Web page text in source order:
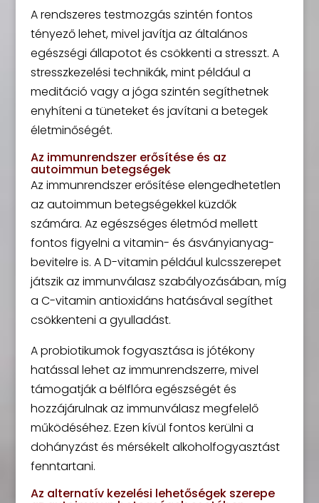
A rendszeres testmozgás szintén fontos
tényező lehet, mivel javítja az általános
egészségi állapotot és csökkenti a stresszt. A
stresszkezelési technikák, mint például a
meditáció vagy a jóga szintén segíthetnek
enyhíteni a tüneteket és javítani a betegek
életminőségét.
Az immunrendszer erősítése és az
autoimmun betegségek
Az immunrendszer erősítése elengedhetetlen
az autoimmun betegségekkel küzdők
számára. Az egészséges életmód mellett
fontos figyelni a vitamin- és ásványianyag-
bevitelre is. A D-vitamin például kulcsszerepet
játszik az immunválasz szabályozásában, míg
a C-vitamin antioxidáns hatásával segíthet
csökkenteni a gyulladást.
A probiotikumok fogyasztása is jótékony
hatással lehet az immunrendszerre, mivel
támogatják a bélflóra egészségét és
hozzájárulnak az immunválasz megfelelő
működéséhez. Ezen kívül fontos kerülni a
dohányzást és mérsékelt alkoholfogyasztást
fenntartani.
Az alternatív kezelési lehetőségek szerepe